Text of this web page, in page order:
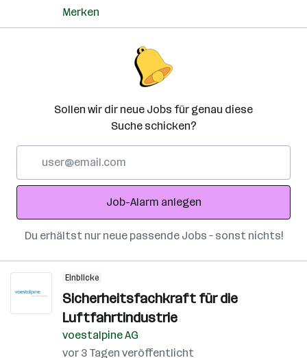
Merken
Sollen wir dir neue Jobs für genau diese
Suche schicken?
Adresse
Job-Alarm anlegen
Du erhältst nur neue passende Jobs – sonst nichts!
Einblicke
Sicherheitsfachkraft für die
Luftfahrtindustrie
voestalpine AG
vor 3 Tagen veröffentlicht